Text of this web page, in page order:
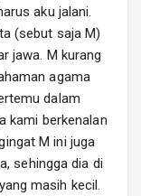
aku jalani.
(sebut saja M)
jawa. M kurang
agama
dalam
kami berkenalan
M ini juga
sehingga dia di
masih kecil.